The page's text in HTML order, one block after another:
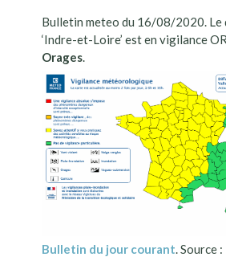
Bulletin meteo du 16/08/2020. Le
‘Indre-et-Loire’ est en vigilance
Orages.
Bulletin du jour courant . Source